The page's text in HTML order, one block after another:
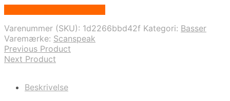
Varenummer (SKU): 1d2266bbd42f Kategori: Basser
Varemærke: Scanspeak
Previous Product
Next Product
Beskrivelse